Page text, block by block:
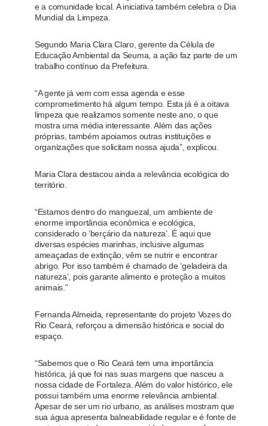
e a comunidade local. A iniciativa também celebra o Dia
Mundial da Limpeza.
Segundo Maria Clara Claro, gerente da Célula de
Educação Ambiental da Seuma, a ação faz parte de um
trabalho contínuo da Prefeitura.
“A gente já vem com essa agenda e esse
comprometimento há algum tempo. Esta já é a oitava
limpeza que realizamos somente neste ano, o que
mostra uma média interessante. Além das ações
próprias, também apoiamos outras instituições e
organizações que solicitam nossa ajuda”, explicou.
Maria Clara destacou ainda a relevância ecológica do
território.
“Estamos dentro do manguezal, um ambiente de
enorme importância econômica e ecológica,
considerado o ‘berçário da natureza’. É aqui que
diversas espécies marinhas, inclusive algumas
ameaçadas de extinção, vêm se nutrir e encontrar
abrigo. Por isso também é chamado de ‘geladeira da
natureza’, pois garante alimento e proteção a muitos
animais.”
Fernanda Almeida, representante do projeto Vozes do
Rio Ceará, reforçou a dimensão histórica e social do
espaço.
“Sabemos que o Rio Ceará tem uma importância
histórica, já que foi nas suas margens que nasceu a
nossa cidade de Fortaleza. Além do valor histórico, ele
possui também uma enorme relevância ambiental.
Apesar de ser um rio urbano, as análises mostram que
sua água apresenta balneabilidade regular e é fonte de